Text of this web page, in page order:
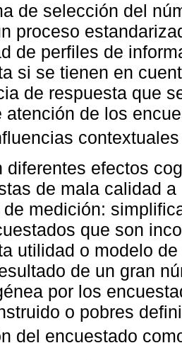
de selección del
proceso
de perfiles de
si se tienen en
de respuesta que
atención de los
diferentes efectos
de mala calidad
de medición:
que son
utilidad o modelo
de un gran
por los
o pobres
del encuestado